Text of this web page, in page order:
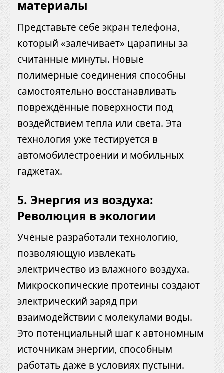
материалы
Представьте себе экран телефона,
который «залечивает» царапины за
считанные минуты. Новые
полимерные соединения способны
самостоятельно восстанавливать
повреждённые поверхности под
воздействием тепла или света. Эта
технология уже тестируется в
автомобилестроении и мобильных
гаджетах.
5. Энергия из воздуха:
Революция в экологии
Учёные разработали технологию,
позволяющую извлекать
электричество из влажного воздуха.
Микроскопические протеины создают
электрический заряд при
взаимодействии с молекулами воды.
Это потенциальный шаг к автономным
источникам энергии, способным
работать даже в условиях пустыни.